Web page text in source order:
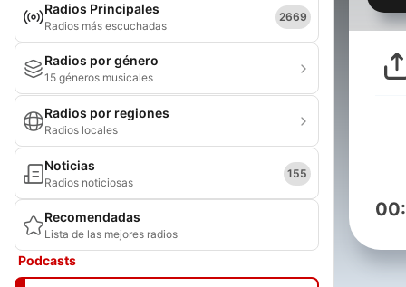
Radios Principales
Radios más escuchadas
2669
Radios por género
15 géneros musicales
Radios por regiones
Radios locales
Noticias
Radios noticiosas
155
Recomendadas
Lista de las mejores radios
Podcasts